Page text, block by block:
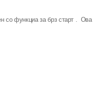
со функциа за брз старт .